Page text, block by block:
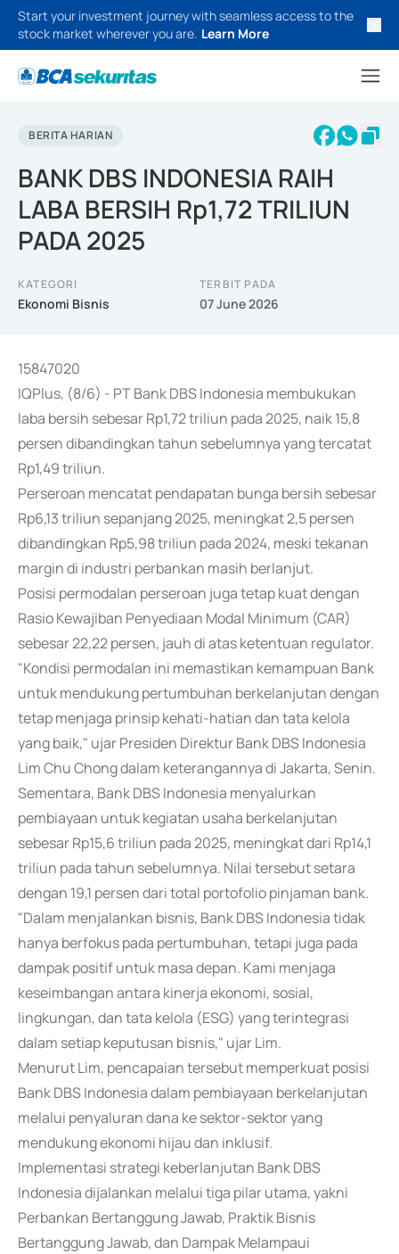
Start your investment journey with seamless access to the
stock market wherever you are. Learn More
BERITA HARIAN
BANK DBS INDONESIA RAIH
LABA BERSIH Rp1,72 TRILIUN
PADA 2025
KATEGORI
Ekonomi Bisnis
TERBIT PADA
07 June 2026
15847020
IQPlus, (8/6) - PT Bank DBS Indonesia membukukan
laba bersih sebesar Rp1,72 triliun pada 2025, naik 15,8
persen dibandingkan tahun sebelumnya yang tercatat
Rp1,49 triliun.
Perseroan mencatat pendapatan bunga bersih sebesar
Rp6,13 triliun sepanjang 2025, meningkat 2,5 persen
dibandingkan Rp5,98 triliun pada 2024, meski tekanan
margin di industri perbankan masih berlanjut.
Posisi permodalan perseroan juga tetap kuat dengan
Rasio Kewajiban Penyediaan Modal Minimum (CAR)
sebesar 22,22 persen, jauh di atas ketentuan regulator.
"Kondisi permodalan ini memastikan kemampuan Bank
untuk mendukung pertumbuhan berkelanjutan dengan
tetap menjaga prinsip kehati-hatian dan tata kelola
yang baik," ujar Presiden Direktur Bank DBS Indonesia
Lim Chu Chong dalam keterangannya di Jakarta, Senin.
Sementara, Bank DBS Indonesia menyalurkan
pembiayaan untuk kegiatan usaha berkelanjutan
sebesar Rp15,6 triliun pada 2025, meningkat dari Rp14,1
triliun pada tahun sebelumnya. Nilai tersebut setara
dengan 19,1 persen dari total portofolio pinjaman bank.
"Dalam menjalankan bisnis, Bank DBS Indonesia tidak
hanya berfokus pada pertumbuhan, tetapi juga pada
dampak positif untuk masa depan. Kami menjaga
keseimbangan antara kinerja ekonomi, sosial,
lingkungan, dan tata kelola (ESG) yang terintegrasi
dalam setiap keputusan bisnis," ujar Lim.
Menurut Lim, pencapaian tersebut memperkuat posisi
Bank DBS Indonesia dalam pembiayaan berkelanjutan
melalui penyaluran dana ke sektor-sektor yang
mendukung ekonomi hijau dan inklusif.
Implementasi strategi keberlanjutan Bank DBS
Indonesia dijalankan melalui tiga pilar utama, yakni
Perbankan Bertanggung Jawab, Praktik Bisnis
Bertanggung Jawab, dan Dampak Melampaui